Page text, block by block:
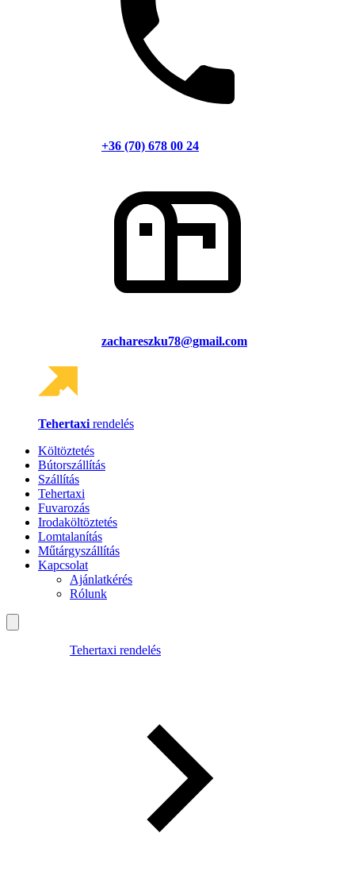
+36 (70) 678 00 24
zachareszku78@gmail.com
Tehertaxi rendelés
Költöztetés
Bútorszállítás
Szállítás
Tehertaxi
Fuvarozás
Irodaköltöztetés
Lomtalanítás
Műtárgyszállítás
Kapcsolat
Ajánlatkérés
Rólunk
Tehertaxi rendelés